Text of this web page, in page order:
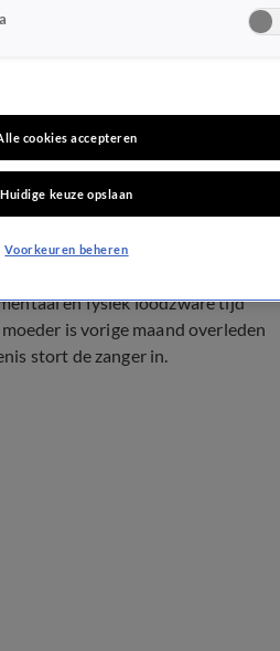
heeft
achter de rug
en fysiek loodzware tijd
is vorige maand overleden
stort de zanger in.
cookies accepteren
Huidige keuze opslaan
Voorkeuren beheren